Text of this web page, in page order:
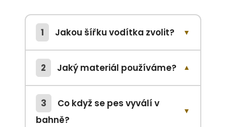
1 Jakou šířku vodítka zvolit? ▼
2 Jaký materiál používáme? ▼
3
Co když se pes vyválí v
bahně?
▼